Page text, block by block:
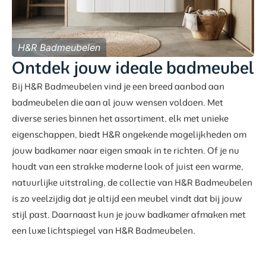
Ontdek jouw ideale badmeubel
Bij H&R Badmeubelen vind je een breed aanbod aan
badmeubelen die aan al jouw wensen voldoen. Met
diverse series binnen het assortiment, elk met unieke
eigenschappen, biedt H&R ongekende mogelijkheden om
jouw badkamer naar eigen smaak in te richten. Of je nu
houdt van een strakke moderne look of juist een warme,
natuurlijke uitstraling, de collectie van H&R Badmeubelen
is zo veelzijdig dat je altijd een meubel vindt dat bij jouw
stijl past. Daarnaast kun je jouw badkamer afmaken met
een luxe lichtspiegel van H&R Badmeubelen.
H&R Badmeubelen